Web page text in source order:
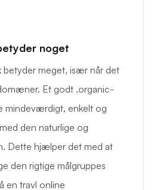
noget
betyder meget, især når det
Et godt .organic-
mindeværdigt, enkelt og
den naturlige og
Dette hjælper det med at
den rigtige målgruppes
en travl online